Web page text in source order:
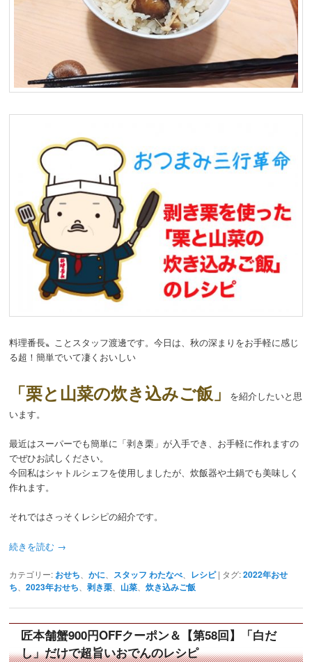
料理番長〟ことスタッフ渡邊です。今日は、秋の深まりをお手軽に感じ
る超！簡単でいて凄くおいしい
「栗と山菜の炊き込みご飯」
を紹介したいと思
います。
最近はスーパーでも簡単に「剥き栗」が入手でき、お手軽に作れますの
でぜひお試しください。
今回私はシャトルシェフを使用しましたが、炊飯器や土鍋でも美味しく
作れます。
それではさっそくレシピの紹介です。
続きを読む →
カテゴリー: おせち 、かに スタッフ わたなべ、 レシピ | タグ: 2022年おせ
ち 、2023年おせち 、剥き栗 山菜 、炊き込みご飯
匠本舗蟹900円OFFクーポン＆【第58回】「白だ
し」だけで超旨いおでんのレシピ